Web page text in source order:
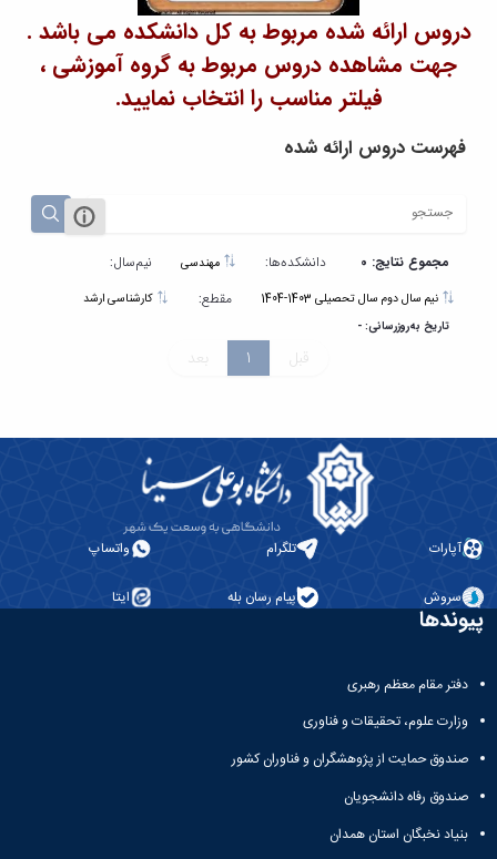
Stress
Analysis
دفتر
صنعت
کارآموزی
بنیاد
نخبگان
شرکت
های
دانش
فرآیندها
پژوهشی
های
پژوهشی
دروس ارائه شده مربوط به کل دانشکده می باشد .
جهت مشاهده دروس مربوط به گروه آموزشی ،
فیلتر مناسب را انتخاب نمایید.
فهرست دروس ارائه شده
مجموع نتایج: 0 دانشکده‌ها: نیم‌سال:
مقطع: کارشناسی ارشد
تاریخ به‌روزرسانی: -
قبل 1 بعد
آپارات تلگرام واتساپ
سروش پیام رسان بله ایتا
پیوندها
دفتر مقام معظم رهبری
وزارت علوم، تحقیقات و فناوری
صندوق حمایت از پژوهشگران و فناوران کشور
صندوق رفاه دانشجویان
بنیاد نخبگان استان همدان